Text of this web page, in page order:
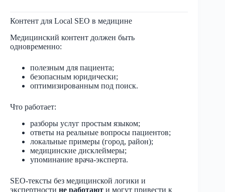
Контент для Local SEO в медицине
Медицинский контент должен быть
одновременно:
полезным для пациента;
безопасным юридически;
оптимизированным под поиск.
Что работает:
разборы услуг простым языком;
ответы на реальные вопросы пациентов;
локальные примеры (город, район);
медицинские дисклеймеры;
упоминание врача-эксперта.
SEO-тексты без медицинской логики и
экспертности не работают и могут привести к